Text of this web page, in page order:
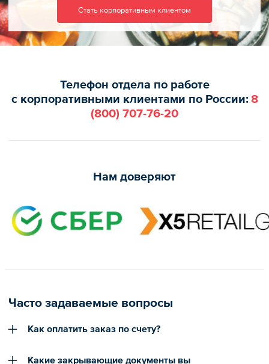
Стать корпоративным клиентом
Телефон отдела по работе
с корпоративными клиентами по России: 8
(800) 707-76-20
Нам доверяют
Часто задаваемые вопросы
Как оплатить заказ по счету?
Какие закрывающие документы вы